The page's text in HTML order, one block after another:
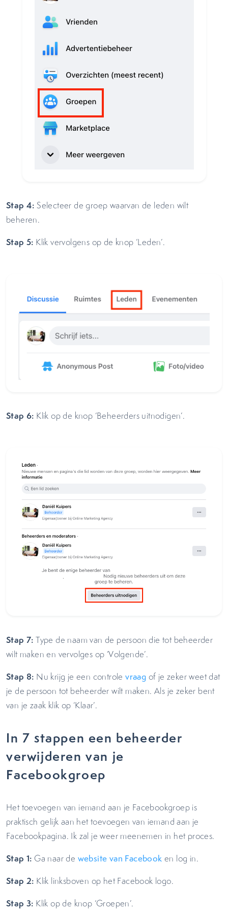
Stap 4: Selecteer de groep waarvan de leden wilt
beheren.
Stap 5: Klik vervolgens op de knop ‘Leden’.
Stap 6: Klik op de knop ‘Beheerders uitnodigen’.
Stap 7: Type de naam van de persoon die tot beheerder
wilt maken en vervolges op ‘Volgende’.
Stap 8: Nu krijg je een controlevraag of je zeker weet dat
je de persoon tot beheerder wilt maken. Als je zeker bent
van je zaak klik op ‘Klaar’.
In 7 stappen een beheerder
verwijderen van je
Facebookgroep
Het toevoegen van iemand aan je Facebookgroep is
praktisch gelijk aan het toevoegen van iemand aan je
Facebookpagina. Ik zal je weer meenemen in het proces.
Stap 1: Ga naar de website van Facebook en log in.
Stap 2: Klik linksboven op het Facebook logo.
Stap 3: Klik op de knop ‘Groepen’.